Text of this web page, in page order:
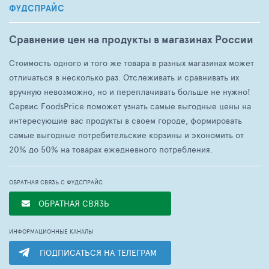
Встряхните дезодорант-спрей перед распылением.
расстояния 10-15 сантиметров.
Сроки и условия хранения
Срок годности: 36 месяцев.
Противопоказания
Индивидуальная непереносимость компонентов.
ФУДСПРАЙС
Сравнение цен на продукты в магазинах России
Стоимость одного и того же товара в разных магазинах может
отличаться в несколько раз. Отслеживать и сравнивать их
вручную невозможно, но и переплачивать больше не нужно!
Сервис FoodsPrice поможет узнать самые выгодные цены на
интересующие вас продукты в своем городе, формировать
самые выгодные потребительские корзины и экономить от
20% до 50% на товарах ежедневного потребления.
ОБРАТНАЯ СВЯЗЬ С ФУДСПРАЙС
ОБРАТНАЯ СВЯЗЬ
ИНФОРМАЦИОННЫЕ КАНАЛЫ
ПОДПИСАТЬСЯ НА ТЕЛЕГРАМ